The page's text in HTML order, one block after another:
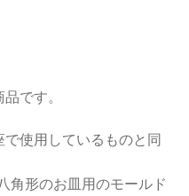
です。
で使用しているものと同
角形のお皿用のモールド